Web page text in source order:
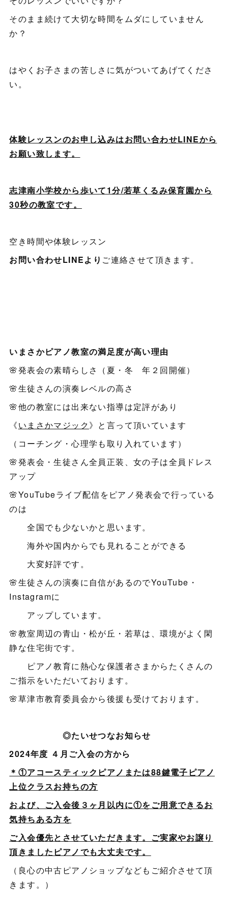
そのまま続けて大切な時間をムダにしていません
か？
はやくお子さまの苦しさに気がついてあげてくださ
い。
体験レッスンのお申し込みはお問い合わせLINEから
お願い致します。
志津南小学校から歩いて1分/若草くるみ保育園から
30秒の教室です。
空き時間や体験レッスン
お問い合わせLINEより ご連絡させて頂きます。
いまさかピアノ教室の満足度が高い理由
🌸発表会の素晴らしさ（夏・冬 年２回開催）
🌸生徒さんの演奏レベルの高さ
🌸他の教室には出来ない指導は定評があり
《いまさかマジック》と言って頂いています
（コーチング・心理学も取り入れています）
🌸発表会・生徒さん全員正装、女の子は全員ドレス
アップ
🌸YouTubeライブ配信をピアノ発表会で行っている
のは
全国でも少ないかと思います。
海外や国内からでも見れることができる
大変好評です。
🌸生徒さんの演奏に自信があるのでYouTube・
Instagramに
アップしています。
🌸教室周辺の青山・松が丘・若草は、環境がよく閑
静な住宅街です。
ピアノ教育に熱心な保護者さまからたくさんの
ご指示をいただいております。
🌸草津市教育委員会から後援も受けております。
◎たいせつなお知らせ
2024年度 ４月ご入会の方から
＊①アコースティックピアノまたは88鍵電子ピアノ
上位クラスお持ちの方
および、ご入会後３ヶ月以内に①をご用意できるお
気持ちある方を
ご入会優先とさせていただきます。ご実家やお譲り
頂きましたピアノでも大丈夫です。
（良心の中古ピアノショップなどもご紹介させて頂
きます。）